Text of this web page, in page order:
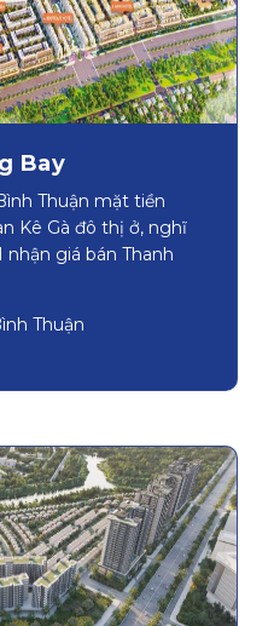
Bay
Thuận mặt tiền
Kê Gà đô thị ở, nghĩ
giá bán Thanh
Thuận